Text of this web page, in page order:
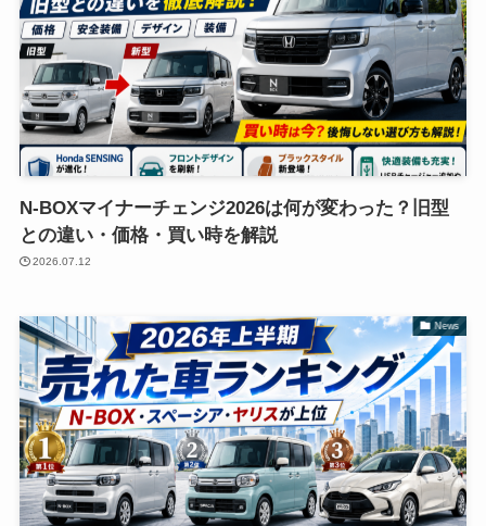
N-BOXマイナーチェンジ2026は何が変わった？旧型
との違い・価格・買い時を解説
2026.07.12
News